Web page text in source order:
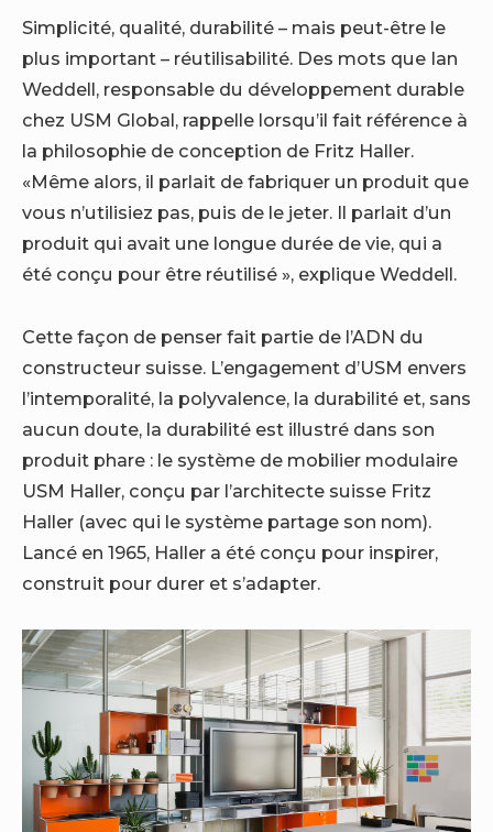
Simplicité, qualité, durabilité – mais peut-être le
plus important – réutilisabilité. Des mots que Ian
Weddell, responsable du développement durable
chez USM Global, rappelle lorsqu’il fait référence à
la philosophie de conception de Fritz Haller.
«Même alors, il parlait de fabriquer un produit que
vous n’utilisiez pas, puis de le jeter. Il parlait d’un
produit qui avait une longue durée de vie, qui a
été conçu pour être réutilisé », explique Weddell.
Cette façon de penser fait partie de l’ADN du
constructeur suisse. L’engagement d’USM envers
l’intemporalité, la polyvalence, la durabilité et, sans
aucun doute, la durabilité est illustré dans son
produit phare : le système de mobilier modulaire
USM Haller, conçu par l’architecte suisse Fritz
Haller (avec qui le système partage son nom).
Lancé en 1965, Haller a été conçu pour inspirer,
construit pour durer et s’adapter.